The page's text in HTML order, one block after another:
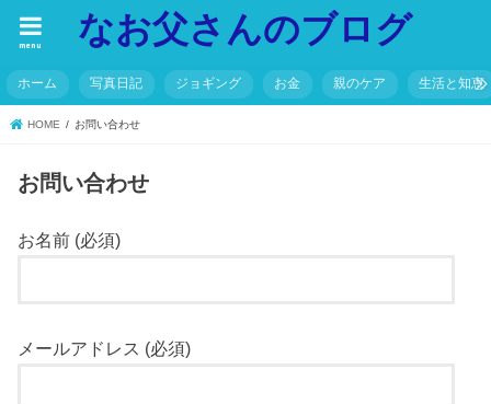
なお父さんのブログ
menu
ホーム 写真日記 ジョギング お金 親のケア 生活と知恵
HOME お問い合わせ
お問い合わせ
お名前 (必須)
メールアドレス (必須)